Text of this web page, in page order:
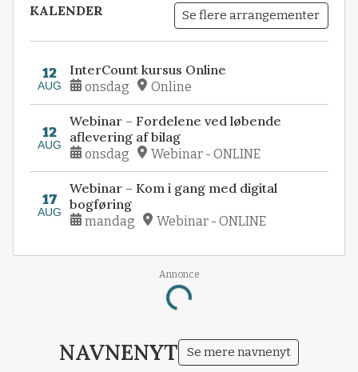
KALENDER Se flere arrangementer
12
AUG
InterCount kursus Online
onsdag Online
12
AUG
Webinar – Fordelene ved løbende
aflevering af bilag
onsdag Webinar - ONLINE
17
AUG
Webinar – Kom i gang med digital
bogføring
mandag Webinar - ONLINE
Annonce
Loading...
NAVNENYT Se mere navnenyt